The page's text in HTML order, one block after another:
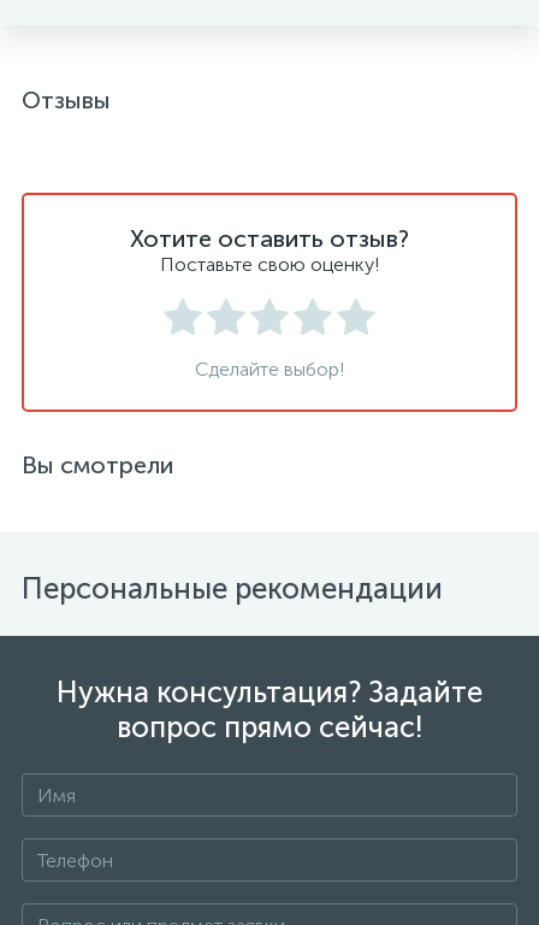
Отзывы
Хотите оставить отзыв?
Поставьте свою оценку!
Сделайте выбор!
Вы смотрели
Персональные рекомендации
Нужна консультация? Задайте
вопрос прямо сейчас!